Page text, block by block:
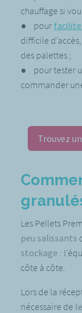
chauffage si
● pour
difficile
des palettes ;
● pour tester
commander
Trouvez
Les Pellets
peu salissants
stockage :
côte à côte.
Lors de la
nécessaire de